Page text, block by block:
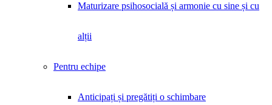
Maturizare psihosocială și armonie cu sine și cu
alții
Pentru echipe
Anticipați și pregătiți o schimbare